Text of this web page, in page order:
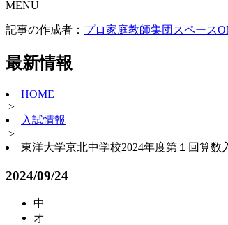
MENU
記事の作成者： プロ家庭教師集団スペース
最新情報
HOME
>
入試情報
>
東洋大学京北中学校2024年度第１回算数
2024/09/24
中
オ